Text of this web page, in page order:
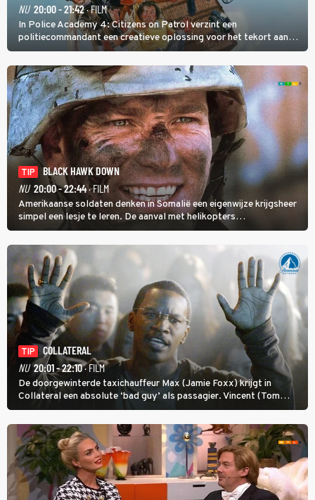
NU 20:00 - 21:42· FILM
In Police Academy 4: Citizens on Patrol verzint een
politiecommandant een creatieve oplossing voor het tekort aan
agenten.
TIP
BLACK HAWK DOWN
NU 20:00 - 22:44· FILM
Amerikaanse soldaten denken in Somalië een eigenwijze krijgsheer
simpel een lesje te leren. De aanval met helikopters
verloopt in Black Hawk down dramatisch.
TIP
COLLATERAL
NU 20:01 - 22:10· FILM
De doorgewinterde taxichauffeur Max (Jamie Foxx) krijgt in
Collateral een absolute ‘bad guy’ als passagier. Vincent (Tom
Cruise) heeft hem nodig om hem de stad door te loodsen om een
wel heel lugubere reden.